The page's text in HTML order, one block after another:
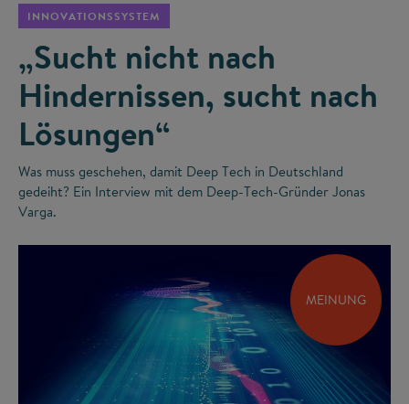
INNOVATIONSSYSTEM
„Sucht nicht nach
Hindernissen, sucht nach
Lösungen“
Was muss geschehen, damit Deep Tech in Deutschland
gedeiht? Ein Interview mit dem Deep-Tech-Gründer Jonas
Varga.
MEINUNG